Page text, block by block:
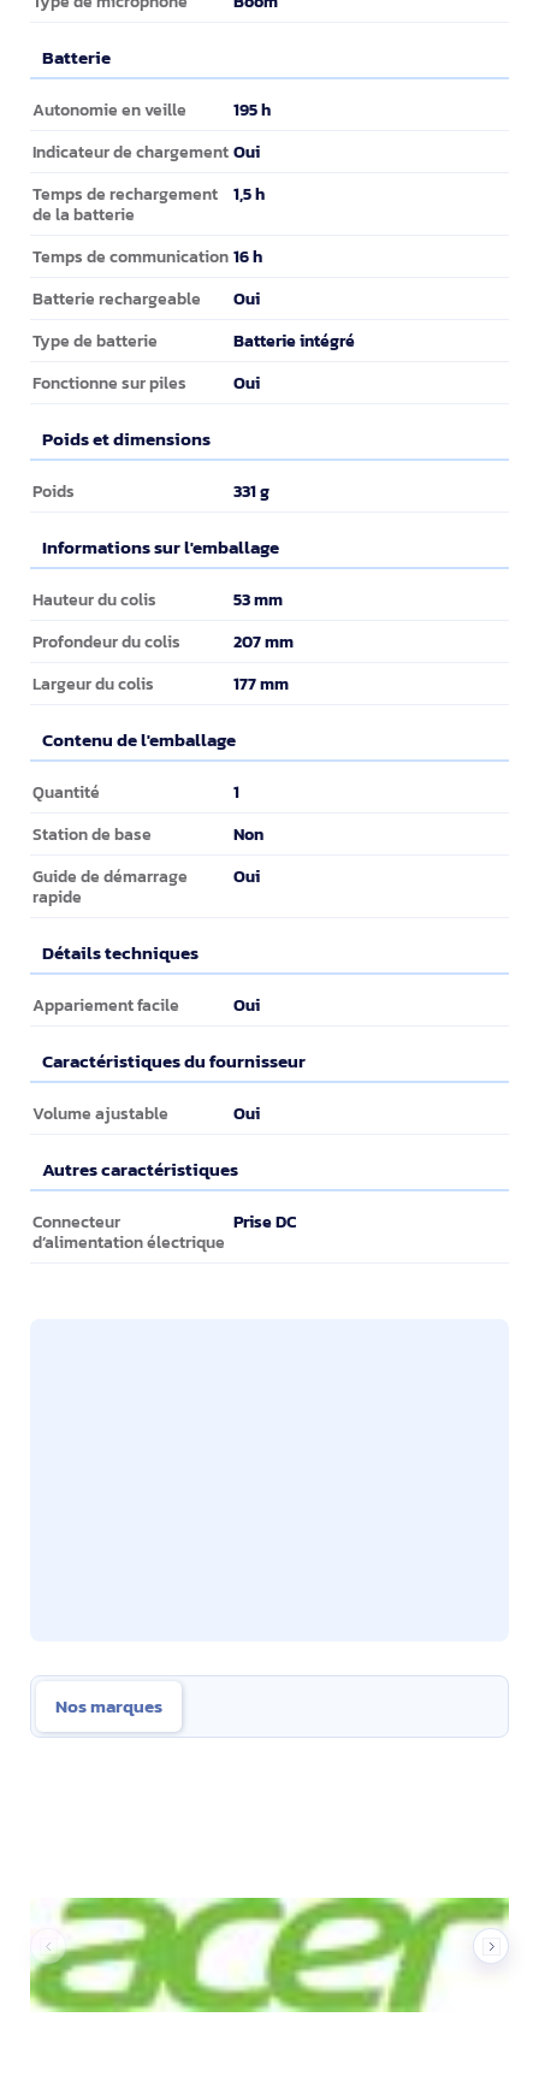
Batterie
Batterie
Autonomie en veille 195 h
Indicateur de chargement Oui
Temps de rechargement
de la batterie
1,5 h
Temps de communication 16 h
Batterie rechargeable Oui
Type de batterie Batterie intégré
Fonctionne sur piles Oui
Poids et dimensions
Poids et dimensions
Poids 331 g
Informations sur l'emballage
Informations sur l'emballage
Hauteur du colis 53 mm
Profondeur du colis 207 mm
Largeur du colis 177 mm
Contenu de l'emballage
Contenu de l'emballage
Quantité 1
Station de base Non
Guide de démarrage
rapide
Oui
Détails techniques
Détails techniques
Appariement facile Oui
Caractéristiques du fournisseur
Caractéristiques du fournisseur
Volume ajustable Oui
Autres caractéristiques
Autres caractéristiques
Connecteur
d’alimentation électrique
Prise DC
Nos marques